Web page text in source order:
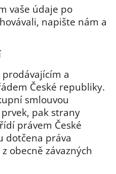
vaše údaje po
napište nám a
a
České republiky.
smlouvou
pak strany
právem České
dotčena práva
obecně závazných